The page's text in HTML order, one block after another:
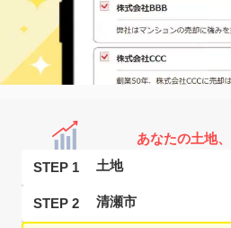
あなたの土地
STEP 1
STEP 2